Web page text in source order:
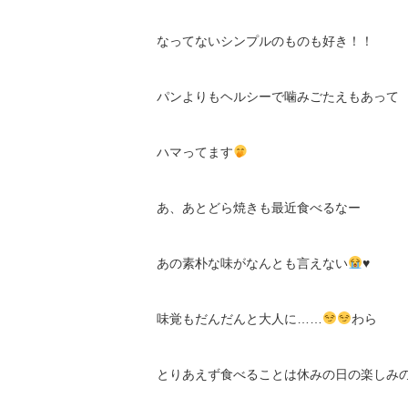
なってないシンプルのものも好き！！
パンよりもヘルシーで噛みごたえもあって
ハマってます
あ、あとどら焼きも最近食べるなー
あの素朴な味がなんとも言えない ♥️
味覚もだんだんと大人に…… わら
とりあえず食べることは休みの日の楽しみ